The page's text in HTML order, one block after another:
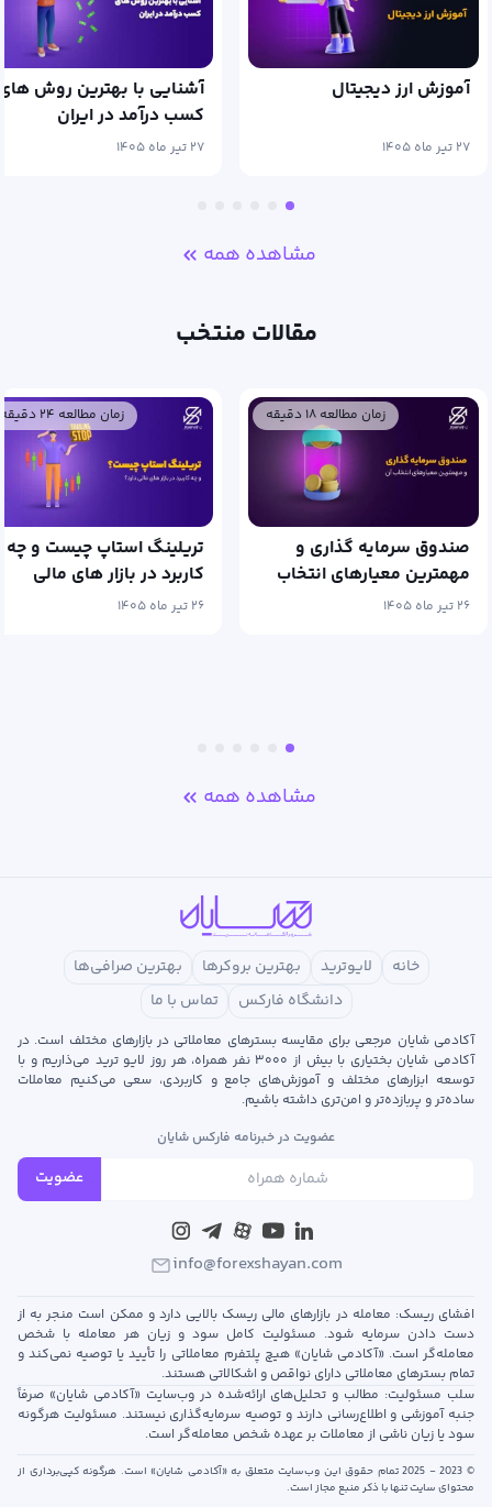
آموزش ارز دیجیتال
۲۷ تیر ماه ۱۴۰۵
آشنایی با بهترین روش
کسب درآمد در ایران
۲۷ تیر ماه ۱۴۰۵
مشاهده همه
مقالات منتخب
زمان مطالعه ۱۸ دقیقه
صندوق سرمایه گذاری و
مهمترین معیارهای انتخاب
آن
۲۶ تیر ماه ۱۴۰۵
زمان مطالعه ۲۴ دقیقه
تریلینگ استاپ چیست و چه
کاربرد در بازار های مالی
دارد؟
۲۶ تیر ماه ۱۴۰۵
مشاهده همه
خانه لایوترید بهترین بروکرها
بهترین صرافی‌ها
دانشگاه فارکس
تماس با ما
آکادمی شایان مرجعی برای مقایسه بسترهای معاملاتی در بازارهای مختلف است. در
آکادمی شایان بختیاری با بیش از ۳۰۰۰ نفر همراه، هر روز لایو ترید می‌ذاریم و با
توسعه‌ ابزارهای مختلف و آموزش‌های جامع و کاربردی، سعی می‌کنیم معاملات
ساده‌تر و پربازده‌تر و امن‌تری داشته باشیم.
عضویت در خبرنامه فارکس شایان
عضویت
info@forexshayan.com
افشای ریسک: معامله در بازارهای مالی ریسک بالایی دارد و ممکن است منجر به از
دست دادن سرمایه شود. مسئولیت کامل سود و زیان هر معامله با شخص
معامله‌گر است. «آکادمی شایان» هیچ پلتفرم معاملاتی را تأیید یا توصیه نمی‌کند و
تمام بسترهای معاملاتی دارای نواقص و اشکالاتی هستند.
سلب مسئولیت: مطالب و تحلیل‌های ارائه‌شده در وب‌سایت «آکادمی شایان» صرفاً
جنبه آموزشی و اطلاع‌رسانی دارند و توصیه سرمایه‌گذاری نیستند. مسئولیت هرگونه
سود یا زیان ناشی از معاملات بر عهده شخص معامله‌گر است.
© 2023 - 2025 تمام حقوق این وب‌سایت متعلق به «آکادمی شایان» است. هرگونه کپی‌برداری از
محتوای سایت تنها با ذکر منبع مجاز است.